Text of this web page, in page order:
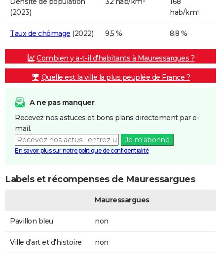
(2023)
hab/km²
Taux de chômage (2022) 9,5 % 8,8 %
Combien y a-t-il d'habitants à Mauressargues ?
Quelle est la ville la plus peuplée de France ?
A ne pas manquer
Recevez nos astuces et bons plans directement par e-
mail.
Je m'abonne
En savoir plus sur notre politique de confidentialité
Labels et récompenses de Mauressargues
Mauressargues
Pavillon bleu non
Ville d'art et d'histoire non